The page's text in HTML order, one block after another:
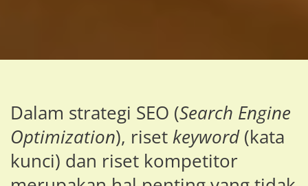
Dalam strategi SEO (Search Engine
Optimization), riset keyword(kata
kunci) dan riset kompetitor